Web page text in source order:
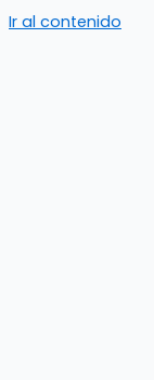
Ir al contenido